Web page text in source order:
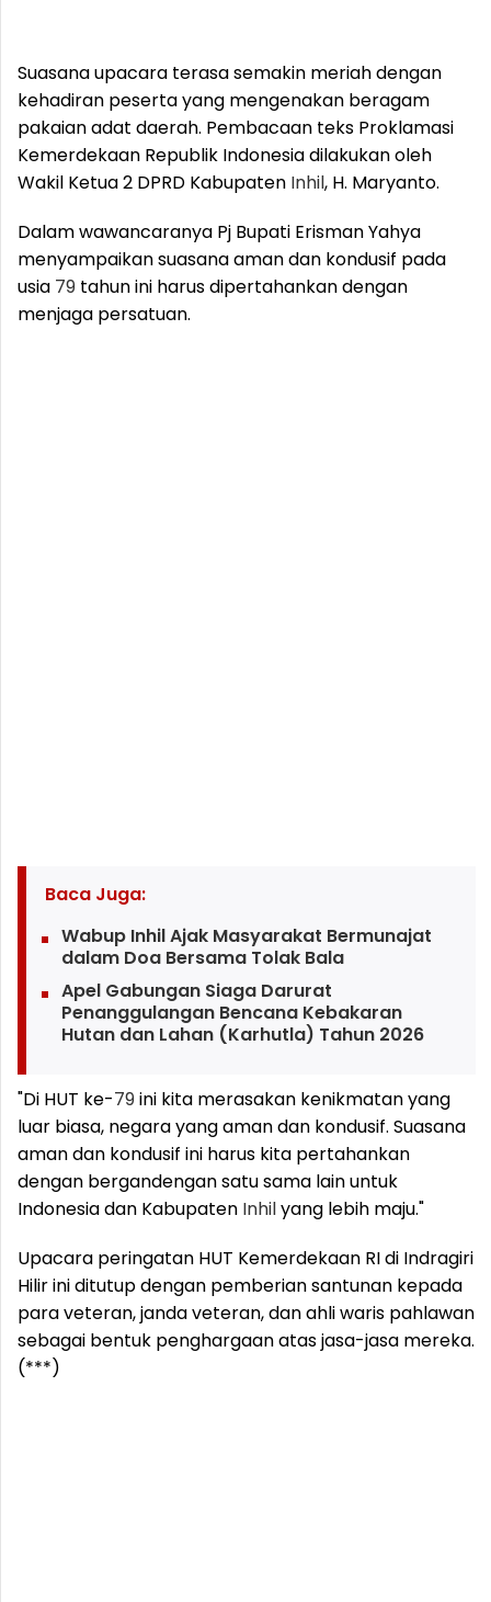
Suasana upacara terasa semakin meriah dengan
kehadiran peserta yang mengenakan beragam
pakaian adat daerah. Pembacaan teks Proklamasi
Kemerdekaan Republik Indonesia dilakukan oleh
Wakil Ketua 2 DPRD Kabupaten Inhil, H. Maryanto.
Dalam wawancaranya Pj Bupati Erisman Yahya
menyampaikan suasana aman dan kondusif pada
usia 79 tahun ini harus dipertahankan dengan
menjaga persatuan.
Baca Juga:
Wabup Inhil Ajak Masyarakat Bermunajat
dalam Doa Bersama Tolak Bala
Apel Gabungan Siaga Darurat
Penanggulangan Bencana Kebakaran
Hutan dan Lahan (Karhutla) Tahun 2026
"Di HUT ke-79ini kita merasakan kenikmatan yang
luar biasa, negara yang aman dan kondusif. Suasana
aman dan kondusif ini harus kita pertahankan
dengan bergandengan satu sama lain untuk
Indonesia dan Kabupaten Inhilyang lebih maju."
Upacara peringatan HUT Kemerdekaan RI di Indragiri
Hilir ini ditutup dengan pemberian santunan kepada
para veteran, janda veteran, dan ahli waris pahlawan
sebagai bentuk penghargaan atas jasa-jasa mereka.
(***)